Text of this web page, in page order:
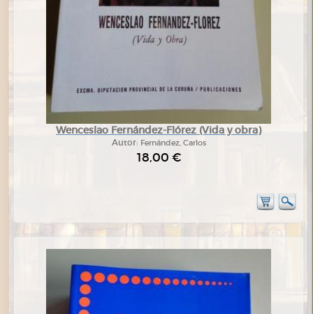
Wenceslao Fernández-Flórez (Vida y obra)
Autor: Fernández, Carlos
18,00 €